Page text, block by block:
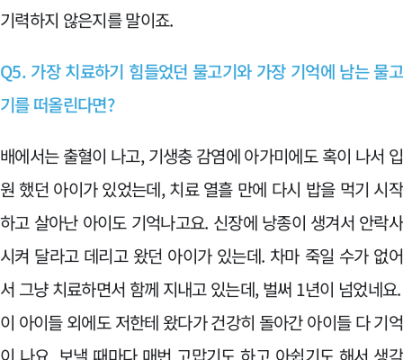
기력하지 않은지를 말이죠.
Q5. 가장 치료하기 힘들었던 물고기와 가장 기억에 남는 물고
기를 떠올린다면?
배에서는 출혈이 나고, 기생충 감염에 아가미에도 혹이 나서 입
원 했던 아이가 있었는데, 치료 열흘 만에 다시 밥을 먹기 시작
하고 살아난 아이도 기억나고요. 신장에 낭종이 생겨서 안락사
시켜 달라고 데리고 왔던 아이가 있는데. 차마 죽일 수가 없어
서 그냥 치료하면서 함께 지내고 있는데, 벌써 1년이 넘었네요.
이 아이들 외에도 저한테 왔다가 건강히 돌아간 아이들 다 기억
이 나요. 보낼 때마다 매번 고맙기도 하고 아쉽기도 해서 생각